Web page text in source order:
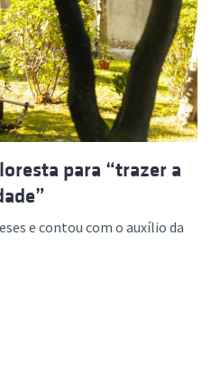
para “trazer a
e contou com o auxílio da